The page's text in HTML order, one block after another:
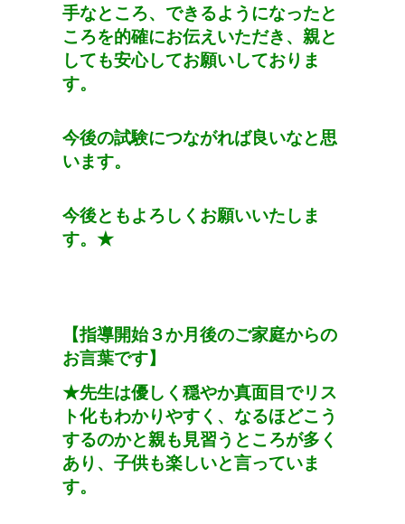
手なところ、できるようになったと
ころを的確にお伝えいただき、親と
しても安心してお願いしておりま
す。
今後の試験につながれば良いなと思
います。
今後ともよろしくお願いいたしま
す。 ★
【指導開始３か月後のご家庭からの
お言葉です】
★先生は優しく穏やか真面目でリス
ト化もわかりやすく、なるほどこう
するのかと親も見習うところが多く
あり、子供も楽しいと言っていま
す。